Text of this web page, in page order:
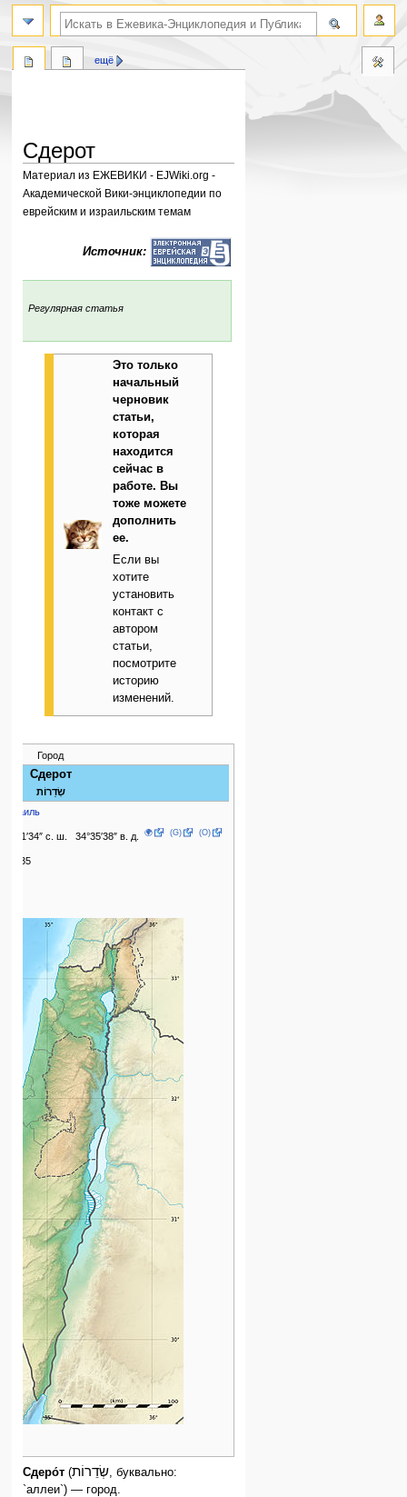
Сдерот
Материал из ЕЖЕВИКИ - EJWiki.org -
Академической Вики-энциклопедии по
еврейским и израильским темам
Источник:
Регулярная статья
Это только
начальный
черновик
статьи,
которая
находится
сейчас в
работе. Вы
тоже можете
дополнить
ее.
Если вы
хотите
установить
контакт с
автором
статьи,
посмотрите
историю
изменений.
Город
Сдерот
שְׂדֵרוֹת
Израиль
31°31′34″ с. ш. 34°35′38″ в. д. 🌍 (G) (O)
27,635
Сдеро́т (שְׂדֵרוֹת , буквально:
`аллеи`) — город.
ещё
поиск по словам